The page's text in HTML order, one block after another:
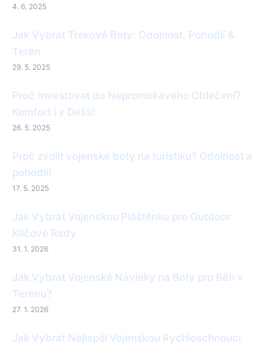
4. 6. 2025
Jak Vybrat Trekové Boty: Odolnost, Pohodlí &
Terén
29. 5. 2025
Proč Investovat do Nepromokavého Oblečení?
Komfort i v Dešti!
26. 5. 2025
Proč zvolit vojenské boty na turistiku? Odolnost a
pohodlí!
17. 5. 2025
Jak Vybrat Vojenskou Pláštěnku pro Outdoor:
Klíčové Rady
31. 1. 2026
Jak Vybrat Vojenské Návleky na Boty pro Běh v
Terénu?
27. 1. 2026
Jak Vybrat Nejlepší Vojenskou Rychloschnoucí